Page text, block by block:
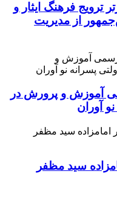
ترویج فرهنگ ایثار و
از مدیریت
آموزش و پرورش در
آوران
سید مظفر